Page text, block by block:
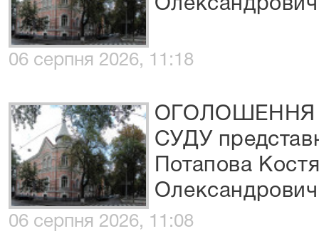
06 серпня 2026, 11:18
ОГОЛОШЕННЯ
СУДУ
Потапова
06 серпня 2026, 11:08